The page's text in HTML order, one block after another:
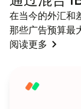
在当今的外汇和
那些广告预算最
纪商。 随着传统
泛用作关键获
广告，他们已
仍然仅仅依赖
阅读更多